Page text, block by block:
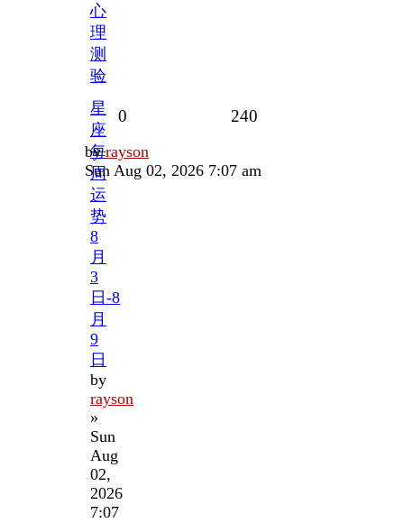
心
理
测
验
星
座
每
周
运
势
8
月
3
日-8
月
9
日
by
rayson
»
Sun
Aug
02,
2026
7:07
0 240
Last
post
byrayson
Sun Aug 02, 2026 7:07 am